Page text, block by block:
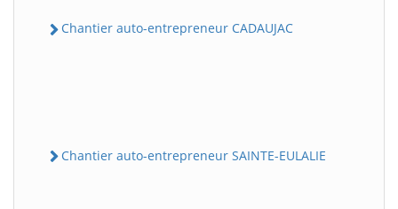
Chantier auto-entrepreneur CADAUJAC
Chantier auto-entrepreneur SAINTE-EULALIE